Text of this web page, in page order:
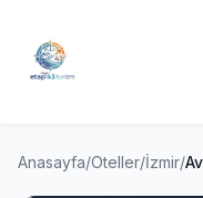
Anasayfa/Oteller/İzmir/